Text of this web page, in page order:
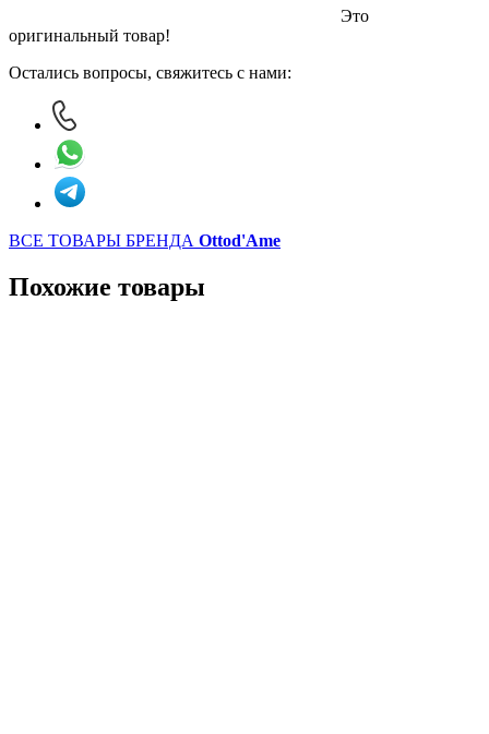
Это
оригинальный товар!
Остались вопросы, свяжитесь с нами:
ВСЕ ТОВАРЫ БРЕНДА Ottod'Ame
Похожие товары